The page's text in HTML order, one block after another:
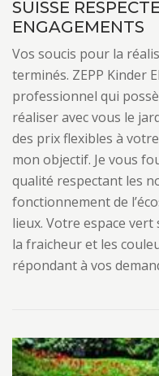
SUISSE
ENGAGEMENTS
Vos soucis pour la
terminés. ZEPP Kinder
professionnel qui
réaliser avec vous le
des prix flexibles à
mon objectif. Je vous
qualité respectant les
fonctionnement de
lieux. Votre espace
la fraicheur et les
répondant à vos